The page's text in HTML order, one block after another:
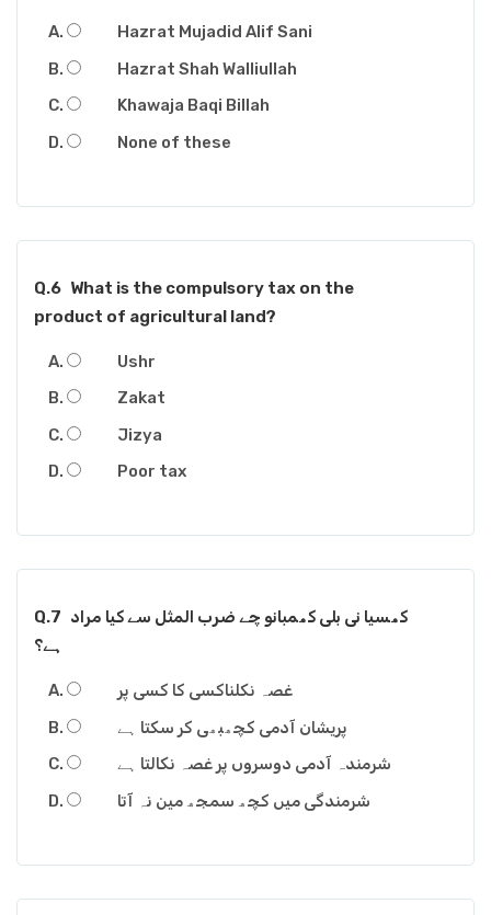
Hazrat Mujadid Alif Sani
Hazrat Shah Walliullah
Khawaja Baqi Billah
None of these
Q.6 What is the compulsory tax on the
product of agricultural land?
Ushr
Zakat
Jizya
Poor tax
Q.7 کھسیا نی بلی کھمبانو چے ضرب المثل سے کیا مراد
ہے؟
غصہ نکلناکسی کا کسی پر
پریشان آدمی کچھبھی کر سکتا ہے
شرمندہ آدمی دوسروں پر غصہ نکالتا ہے
شرمندگی میں کچھ سمجھ مین نہ آتا